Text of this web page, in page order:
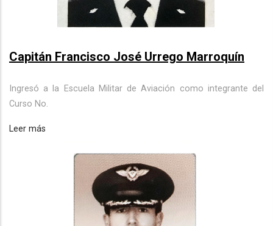
Capitán Francisco José Urrego Marroquín
Ingresó a la Escuela Militar de Aviación como integrante del
Curso No.
Leer más